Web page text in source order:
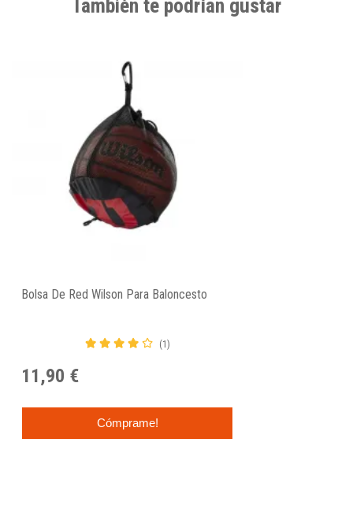
También te podrían gustar
Bolsa De Red Wilson Para Baloncesto
(1)
11,90 €
Cómprame!